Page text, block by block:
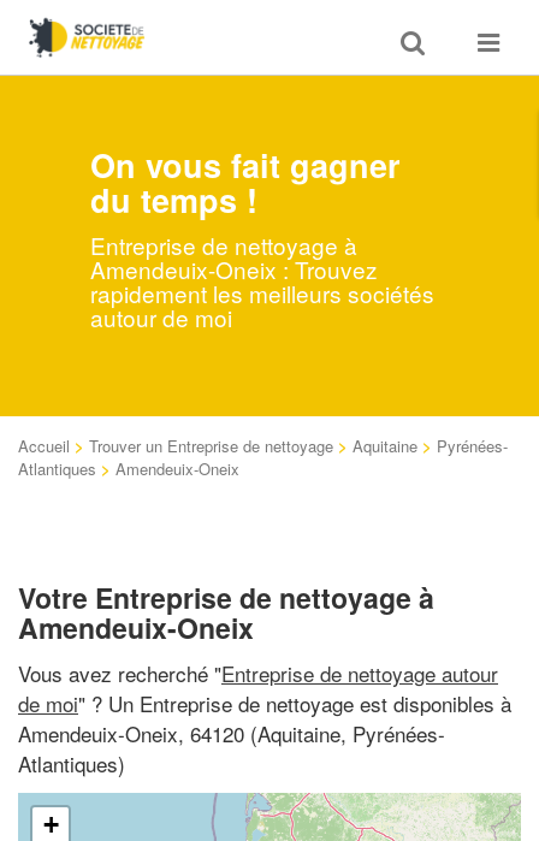
Toggle
search
Toggle
On vous fait gagner
du temps !
Entreprise de nettoyage à
Amendeuix-Oneix : Trouvez
rapidement les meilleurs sociétés
autour de moi
Accueil > Trouver un Entreprise de nettoyage > Aquitaine > Pyrénées-
Atlantiques > Amendeuix-Oneix
Votre Entreprise de nettoyage à
Amendeuix-Oneix
Vous avez recherché "Entreprise de nettoyage autour
de moi" ? Un Entreprise de nettoyage est disponibles à
Amendeuix-Oneix, 64120 (Aquitaine, Pyrénées-
Atlantiques)
+